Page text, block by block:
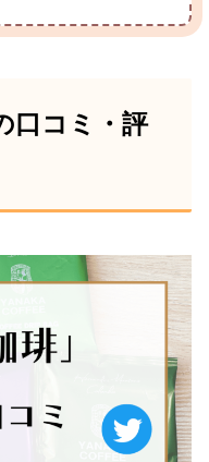
口コミ・評